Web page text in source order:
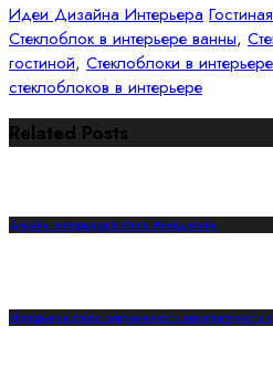
Идеи Дизайна Интерьера
Стеклоблок в интерьере ванны,
гостиной, Стеклоблоки в
стеклоблоков в интерьере
Related Posts
Дизайн интерьера в стиле Антидизайн
Интерьер в стиле современного